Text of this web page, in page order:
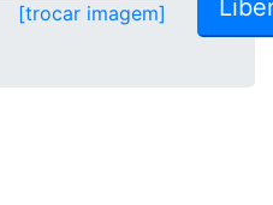
[trocar imagem]